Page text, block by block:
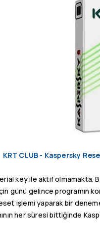
KRT CLUB - Kaspersky
key ile aktif olmamakta.
günü gelince programın
işlemi yaparak bir
her süresi bittiğinde